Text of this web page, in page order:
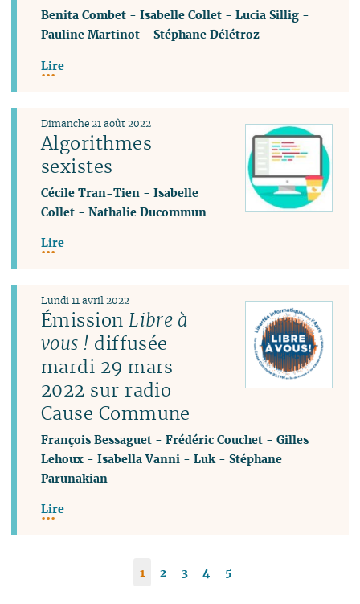
Benita Combet -Isabelle Collet -Lucia Sillig -
Pauline Martinot -Stéphane Délétroz
Lire
Algorithmes
sexistes
Dimanche 21 août 2022
Cécile Tran-Tien -Isabelle
Collet -Nathalie Ducommun
Lire
ÉmissionLibre à
vous ! diffusée
mardi 29 mars
2022 sur radio
Cause Commune
Lundi 11 avril 2022
François Bessaguet -Frédéric Couchet -Gilles
Lehoux -Isabella Vanni -Luk-Stéphane
Parunakian
Lire
1 2 3 4 5